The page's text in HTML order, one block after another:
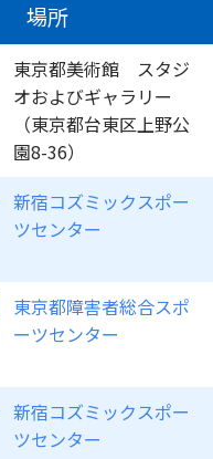
場所
東京都美術館 スタジ
オおよびギャラリー
（東京都台東区上野公
園8-36）
新宿コズミックスポー
ツセンター
東京都障害者総合スポ
ーツセンター
新宿コズミックスポー
ツセンター